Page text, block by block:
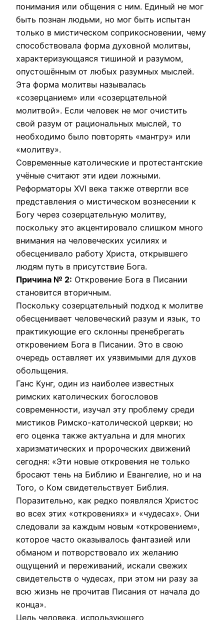
понимания или общения с ним. Единый не мог
быть познан людьми, но мог быть испытан
только в мистическом соприкосновении, чему
способствовала форма духовной молитвы,
характеризующаяся тишиной и разумом,
опустошённым от любых разумных мыслей.
Эта форма молитвы называлась
«созерцанием» или «созерцательной
молитвой». Если человек не мог очистить
свой разум от рациональных мыслей, то
необходимо было повторять «мантру» или
«молитву».
Современные католические и протестантские
учёные считают эти идеи ложными.
Реформаторы XVI века также отвергли все
представления о мистическом вознесении к
Богу через созерцательную молитву,
поскольку это акцентировало слишком много
внимания на человеческих усилиях и
обесценивало работу Христа, открывшего
людям путь в присутствие Бога.
Причина № 2: Откровение Бога в Писании
становится вторичным.
Поскольку созерцательный подход к молитве
обесценивает человеческий разум и язык, то
практикующие его склонны пренебрегать
откровением Бога в Писании. Это в свою
очередь оставляет их уязвимыми для духов
обольщения.
Ганс Кунг, один из наиболее известных
римских католических богословов
современности, изучал эту проблему среди
мистиков Римско-католической церкви; но
его оценка также актуальна и для многих
харизматических и пророческих движений
сегодня: «Эти новые откровения не только
бросают тень на Библию и Евангелие, но и на
Того, о Ком свидетельствует Библия.
Поразительно, как редко появлялся Христос
во всех этих «откровениях» и «чудесах». Они
следовали за каждым новым «откровением»,
которое часто оказывалось фантазией или
обманом и потворствовало их желанию
ощущений и переживаний, искали свежих
свидетельств о чудесах, при этом ни разу за
всю жизнь не прочитав Писания от начала до
конца».
Цель человека, использующего